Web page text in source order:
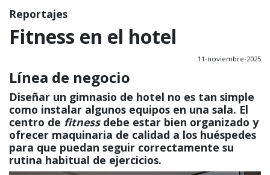
Reportajes
Fitness en el hotel
11-noviembre-2025
Línea de negocio
Diseñar un gimnasio de hotel no es tan simple
como instalar algunos equipos en una sala. El
centro de fitness debe estar bien organizado y
ofrecer maquinaria de calidad a los huéspedes
para que puedan seguir correctamente su
rutina habitual de ejercicios.